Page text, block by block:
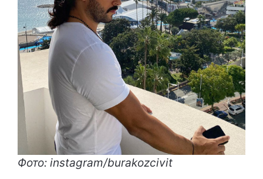
Фото: instagram/burakozcivit